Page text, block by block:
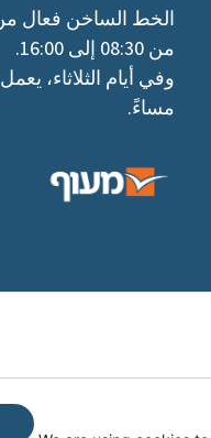
الخط الساخن فعال
من 08:30 إلى 16:00.
مساءً.